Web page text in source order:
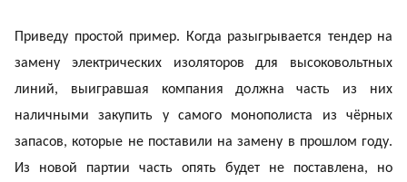
Приведу простой пример. Когда разыгрывается тендер на
замену электрических изоляторов для высоковольтных
линий, выигравшая компания должна часть из них
наличными закупить у самого монополиста из чёрных
запасов, которые не поставили на замену в прошлом году.
Из новой партии часть опять будет не поставлена, но